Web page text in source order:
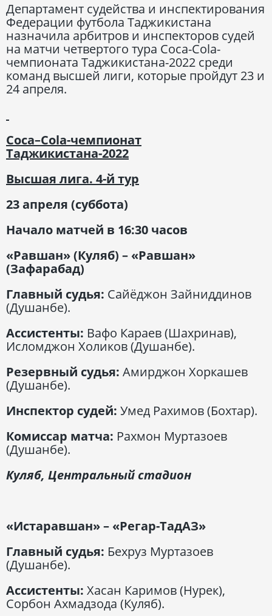
Департамент судейства и инспектирования
Федерации футбола Таджикистана
назначила арбитров и инспекторов судей
на матчи четвертого тура Coca-Cola-
чемпионата Таджикистана-2022 среди
команд высшей лиги, которые пройдут 23 и
24 апреля.
Coca–Cola-чемпионат
Таджикистана-2022
Высшая лига. 4-й тур
23 апреля (суббота)
Начало матчей в 16:30 часов
«Равшан» (Куляб) – «Равшан»
(Зафарабад)
Главный судья: Сайёджон Зайниддинов
(Душанбе).
Ассистенты: Вафо Караев (Шахринав),
Исломджон Холиков (Душанбе).
Резервный судья: Амирджон Хоркашев
(Душанбе).
Инспектор судей: Умед Рахимов (Бохтар).
Комиссар матча: Рахмон Муртазоев
(Душанбе).
Куляб, Центральный стадион
«Истаравшан» – «Регар-ТадАЗ»
Главный судья: Бехруз Муртазоев
(Душанбе).
Ассистенты: Хасан Каримов (Нурек),
Сорбон Ахмадзода (Куляб).